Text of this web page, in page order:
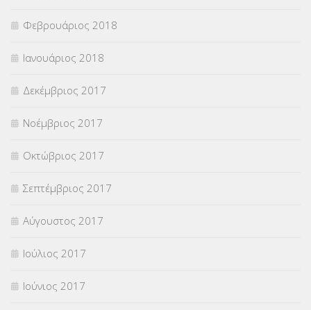
Φεβρουάριος 2018
Ιανουάριος 2018
Δεκέμβριος 2017
Νοέμβριος 2017
Οκτώβριος 2017
Σεπτέμβριος 2017
Αύγουστος 2017
Ιούλιος 2017
Ιούνιος 2017